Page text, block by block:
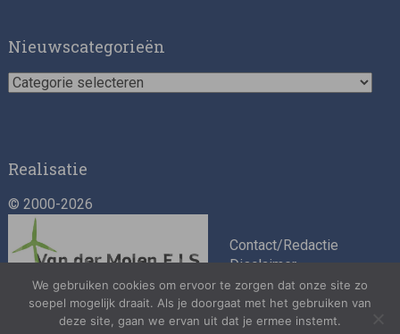
Nieuwscategorieën
Nieuwscategorieën
Realisatie
© 2000-2026
Contact/Redactie
Disclaimer
Algemene
voorwaarden
Privacybeleid
We gebruiken cookies om ervoor te zorgen dat onze site zo
soepel mogelijk draait. Als je doorgaat met het gebruiken van
deze site, gaan we ervan uit dat je ermee instemt.